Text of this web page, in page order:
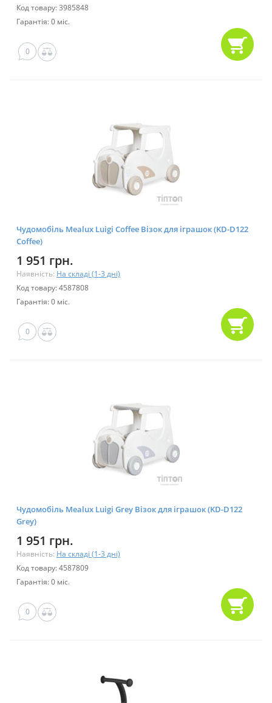
Код товару: 3985848
Гарантія: 0 міс.
0
Чудомобіль Mealux Luigi Coffee Візок для іграшок (KD-D122
Coffee)
1 951 грн.
Наявність: На складі (1-3 дні)
Код товару: 4587808
Гарантія: 0 міс.
0
Чудомобіль Mealux Luigi Grey Візок для іграшок (KD-D122
Grey)
1 951 грн.
Наявність: На складі (1-3 дні)
Код товару: 4587809
Гарантія: 0 міс.
0